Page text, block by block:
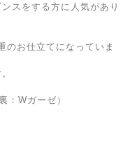
スをする方に人気があり
のお仕立てになっていま
：Wガーゼ）